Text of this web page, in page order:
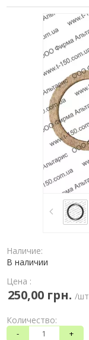
Наличие:
В наличии
Цена :
250,00 грн. /шт
Количество:
- +